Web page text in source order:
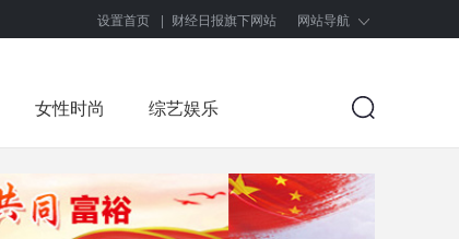
设置首页 | 财经日报旗下网站 网站导航
女性时尚 综艺娱乐